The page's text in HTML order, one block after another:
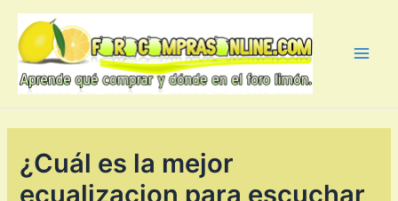
contenido
¿Cuál es la mejor
ecualizacion para escuchar